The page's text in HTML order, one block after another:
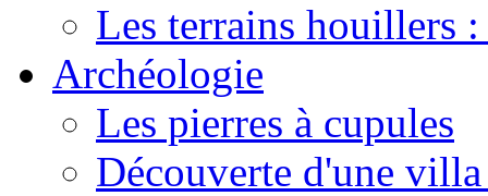
Les terrains houillers
Archéologie
Les pierres à cupules
Découverte d'une